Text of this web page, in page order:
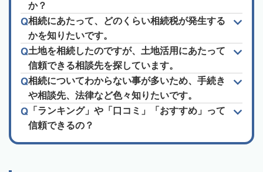
か？
相続にあたって、どのくらい相続税が発生する
かを知りたいです。
土地を相続したのですが、土地活用にあたって
信頼できる相談先を探しています。
相続についてわからない事が多いため、手続き
や相談先、法律など色々知りたいです。
「ランキング」や「口コミ」「おすすめ」って
信頼できるの？